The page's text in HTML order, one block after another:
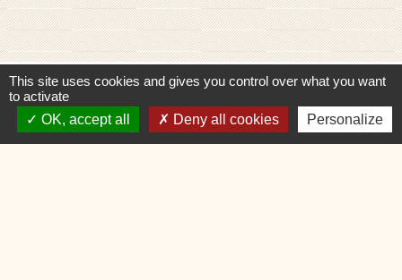
Contacts
Commune de Charvonnex
585, route du Chef-Lieu
74370 Charvonnex - FRANCE
This site uses cookies and gives you control over what you want
to activate
OK, accept all
Deny all cookies Personalize